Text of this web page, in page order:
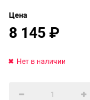
Цена
8 145₽
Нет в наличии